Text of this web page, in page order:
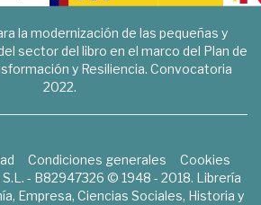
la modernización de las pequeñas y
sector del libro en el marco del Plan de
y Resiliencia. Convocatoria
2022.
Condiciones generales
Cookies
- B82947326 © 1948 - 2018. Librería
Empresa, Ciencias Sociales, Historia y